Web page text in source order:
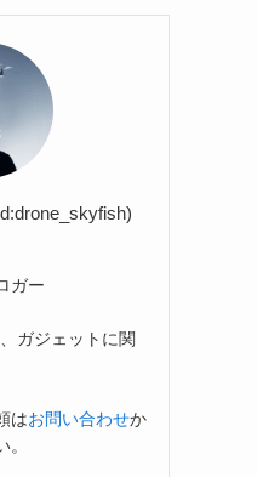
ガー
ガジェットに関
はお問い合わせか